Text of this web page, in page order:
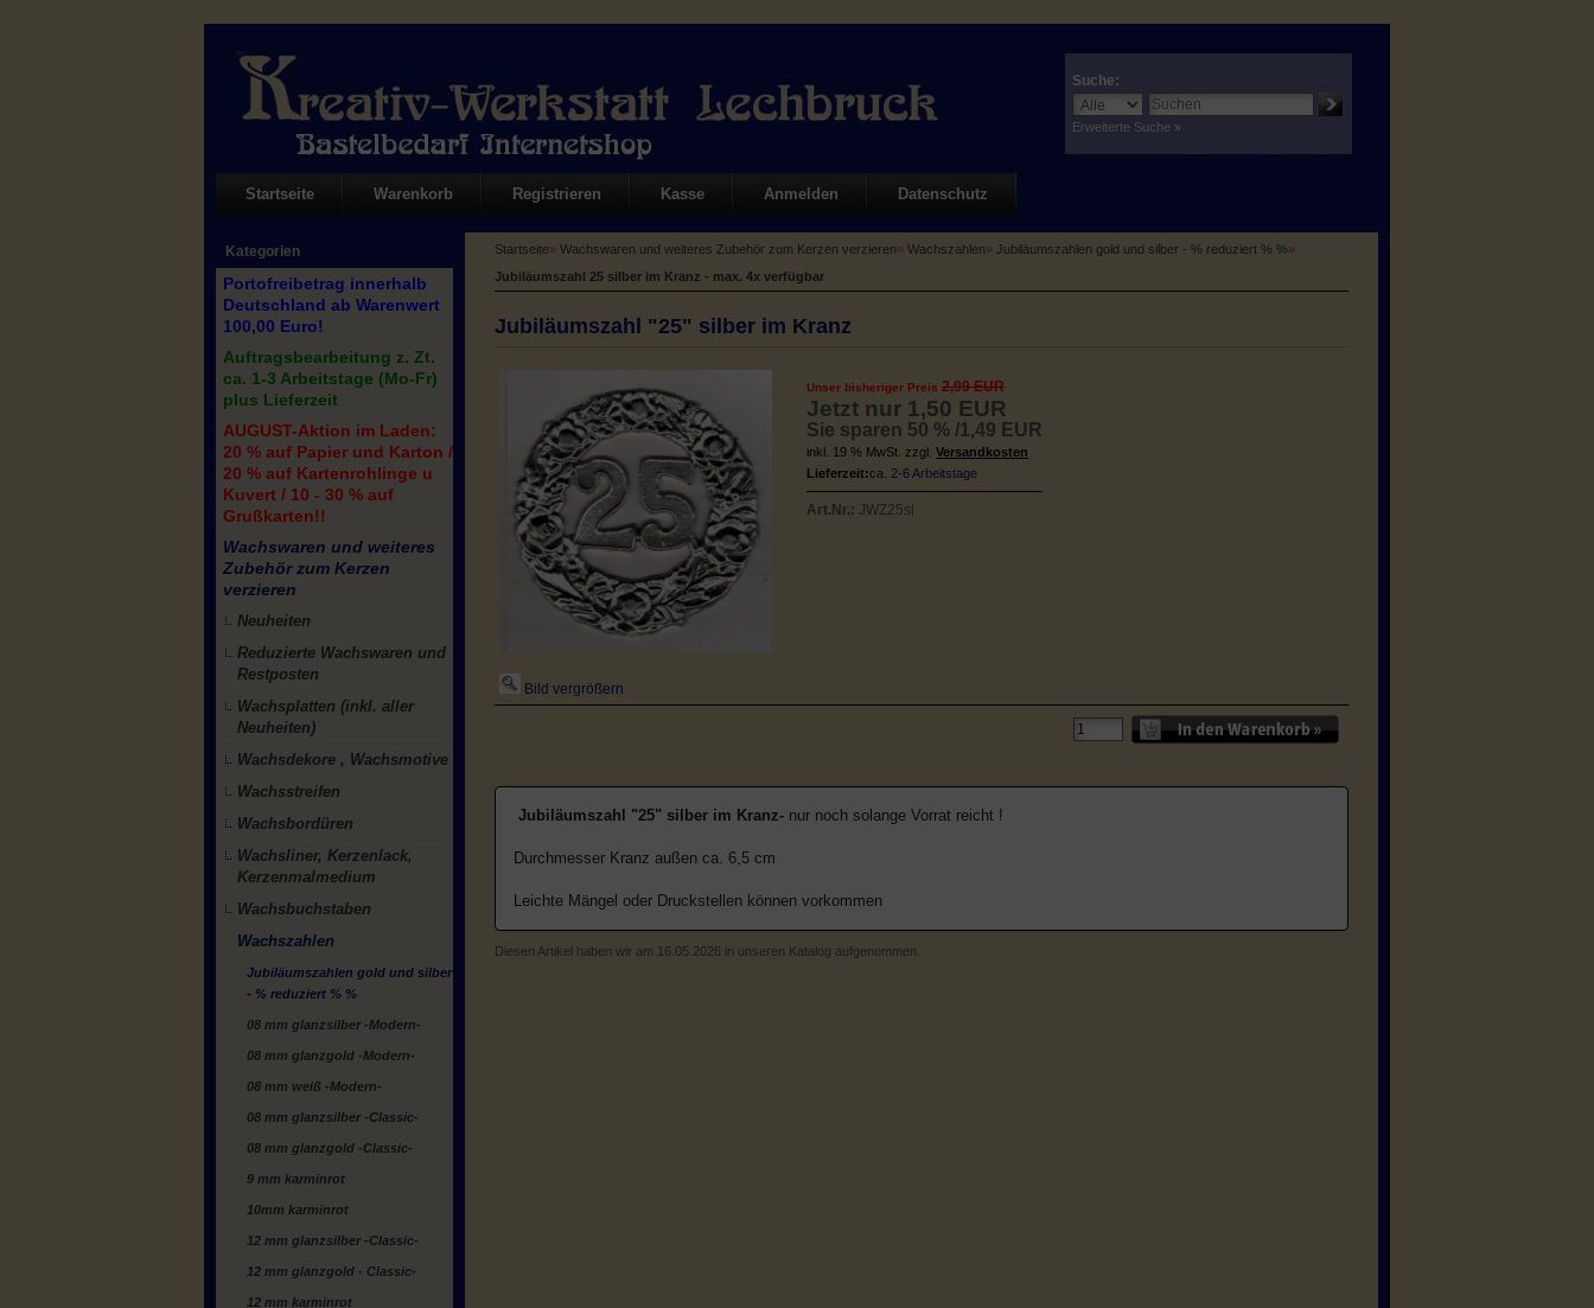
Suche:
Erweiterte Suche »
Startseite Warenkorb Registrieren Kasse Anmelden Datenschutz
Kategorien
Portofreibetrag innerhalb
Deutschland ab Warenwert
100,00 Euro!
Auftragsbearbeitung z. Zt.
ca. 1-3 Arbeitstage (Mo-Fr)
plus Lieferzeit
AUGUST-Aktion im Laden:
20 % auf Papier und Karton /
20 % auf Kartenrohlinge u
Kuvert / 10 - 30 % auf
Grußkarten!!
Wachswaren und weiteres
Zubehör zum Kerzen
verzieren
Neuheiten
Reduzierte Wachswaren und
Restposten
Wachsplatten (inkl. aller
Neuheiten)
Wachsdekore , Wachsmotive
Wachsstreifen
Wachsbordüren
Wachsliner, Kerzenlack,
Kerzenmalmedium
Wachsbuchstaben
Wachszahlen
Jubiläumszahlen gold und silber
- % reduziert % %
08 mm glanzsilber -Modern-
08 mm glanzgold -Modern-
08 mm weiß -Modern-
08 mm glanzsilber -Classic-
08 mm glanzgold -Classic-
9 mm karminrot
10mm karminrot
12 mm glanzsilber -Classic-
12 mm glanzgold - Classic-
12 mm karminrot
Startseite» Wachswaren und weiteres Zubehör zum Kerzen verzieren» Wachszahlen» Jubiläumszahlen gold und silber - % reduziert % %»
Jubiläumszahl 25 silber im Kranz - max. 4x verfügbar
Jubiläumszahl "25" silber im Kranz
Bild vergrößern
Unser bisheriger Preis 2,99 EUR
Jetzt nur 1,50 EUR
Sie sparen 50 % /1,49 EUR
inkl. 19 % MwSt. zzgl. Versandkosten
Lieferzeit:ca. 2-6 Arbeitstage
Art.Nr.: JWZ25si
Jubiläumszahl "25" silber im Kranz- nur noch solange Vorrat reicht !
Durchmesser Kranz außen ca. 6,5 cm
Leichte Mängel oder Druckstellen können vorkommen
Diesen Artikel haben wir am 16.05.2026 in unseren Katalog aufgenommen.